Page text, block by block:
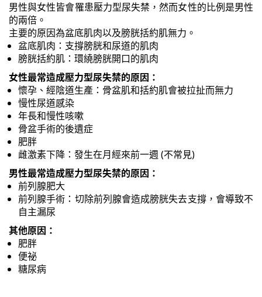
男性與女性皆會罹患壓力型尿失禁，然而女性的比例是男性
的兩倍。
主要的原因為盆底肌肉以及膀胱括約肌無力。
盆底肌肉：支撐膀胱和尿道的肌肉
膀胱括約肌：環繞膀胱開口的肌肉
女性最常造成壓力型尿失禁的原因：
懷孕、經陰道生產：骨盆肌和括約肌會被拉扯而無力
慢性尿道感染
年長和慢性咳嗽
骨盆手術的後遺症
肥胖
雌激素下降：發生在月經來前一週 (不常見)
男性最常造成壓力型尿失禁的原因：
前列腺肥大
前列腺手術：切除前列腺會造成膀胱失去支撐，會導致不
自主漏尿
其他原因：
肥胖
便祕
糖尿病